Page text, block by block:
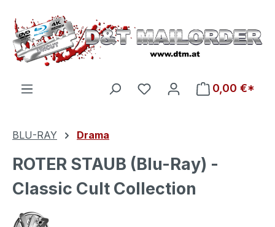
Zum Hauptinhalt springen
Du hast 0 Produkte auf
0,00 €*
BLU-RAY Drama
ROTER STAUB (Blu-Ray) -
Classic Cult Collection